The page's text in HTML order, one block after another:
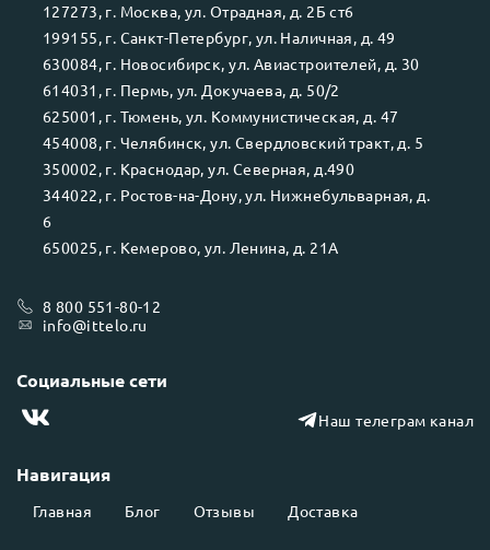
Навигация
Главная Блог Отзывы Доставка
127273, г. Москва, ул. Отрадная, д. 2Б ст6
199155, г. Санкт-Петербург, ул. Наличная, д. 49
630084, г. Новосибирск, ул. Авиастроителей, д. 30
614031 , г. Пермь, ул. Докучаева, д. 50/2
625001 , г. Тюмень, ул. Коммунистическая, д. 47
454008, г. Челябинск, ул. Свердловский тракт, д. 5
350002, г. Краснодар, ул. Северная, д.490
344022, г. Ростов-на-Дону, ул. Нижнебульварная, д.
6
650025, г. Кемерово, ул. Ленина, д. 21А
8 800 551-80-12
info@ittelo.ru
Социальные сети
Наш телеграм канал